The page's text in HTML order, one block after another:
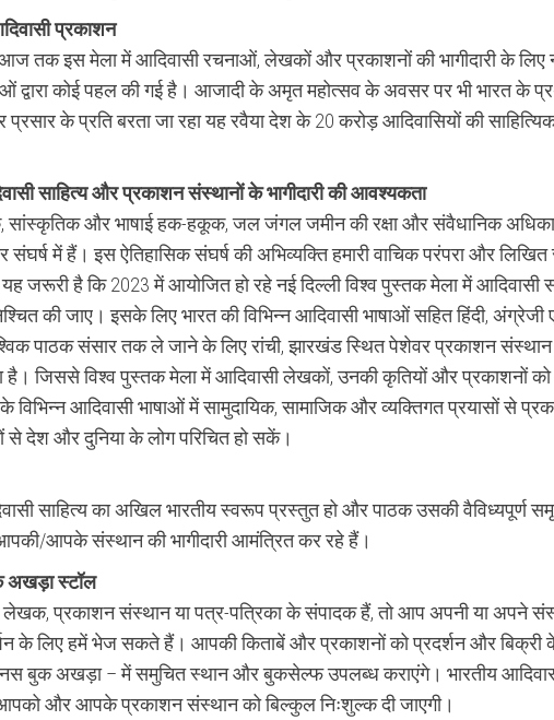
प्रकाशन
आज तक इस मेला में आदिवासी रचनाओं, लेखकों और प्रकाशनों की भागीदारी के लिए न
द्वारा कोई पहल की गई है। आजादी के अमृत महोत्सव के अवसर पर भी भारत के
के प्रति बरता जा रहा यह रवैया देश के 20 करोड़ आदिवासियों की
साहित्य और प्रकाशन संस्थानों के भागीदारी की आवश्यकता
सांस्कृतिक और भाषाई हक-हकूक, जल जंगल जमीन की रक्षा और संवैधानिक
संघर्ष में हैं। इस ऐतिहासिक संघर्ष की अभिव्यक्ति हमारी वाचिक परंपरा और
जरूरी है कि 2023 में आयोजित हो रहे नई दिल्ली विश्व पुस्तक मेला में
की जाए। इसके लिए भारत की विभिन्न आदिवासी भाषाओं सहित हिंदी, अंग्रेजी
पाठक संसार तक ले जाने के लिए रांची, झारखंड स्थित पेशेवर प्रकाशन संस्थान
है। जिससे विश्व पुस्तक मेला में आदिवासी लेखकों, उनकी कृतियों और प्रकाशनों
आदिवासी भाषाओं में सामुदायिक, सामाजिक और व्यक्तिगत प्रयासों से
देश और दुनिया के लोग परिचित हो सकें।
साहित्य का अखिल भारतीय स्वरूप प्रस्तुत हो और पाठक उसकी वैविध्यपूर्ण
आपके संस्थान की भागीदारी आमंत्रित कर रहे हैं।
अखड़ा स्टॉल
प्रकाशन संस्थान या पत्र-पत्रिका के संपादक हैं, तो आप अपनी या अपने
के लिए हमें भेज सकते हैं। आपकी किताबें और प्रकाशनों को प्रदर्शन और
बुक अखड़ा – में समुचित स्थान और बुकसेल्फ उपलब्ध कराएंगे। भारतीय
और आपके प्रकाशन संस्थान को बिल्कुल निःशुल्क दी जाएगी।